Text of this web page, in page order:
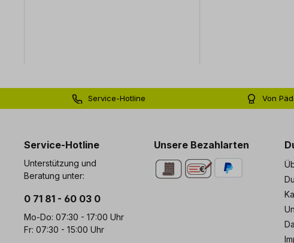
Service-Hotline
Von
Service-Hotline
Unterstützung und
Beratung unter:
0 71 81 - 60 03 0
Mo-Do: 07:30 - 17:00 Uhr
Fr: 07:30 - 15:00 Uhr
Unsere Bezahlarten